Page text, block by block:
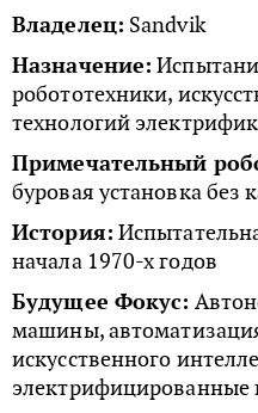
Владелец: Sandvik
Назначение:
робототехники,
технологий
Примечательный
буровая установка без
История:
начала 1970-х годов
Будущее Фокус:
машины,
искусственного
электрифицированные